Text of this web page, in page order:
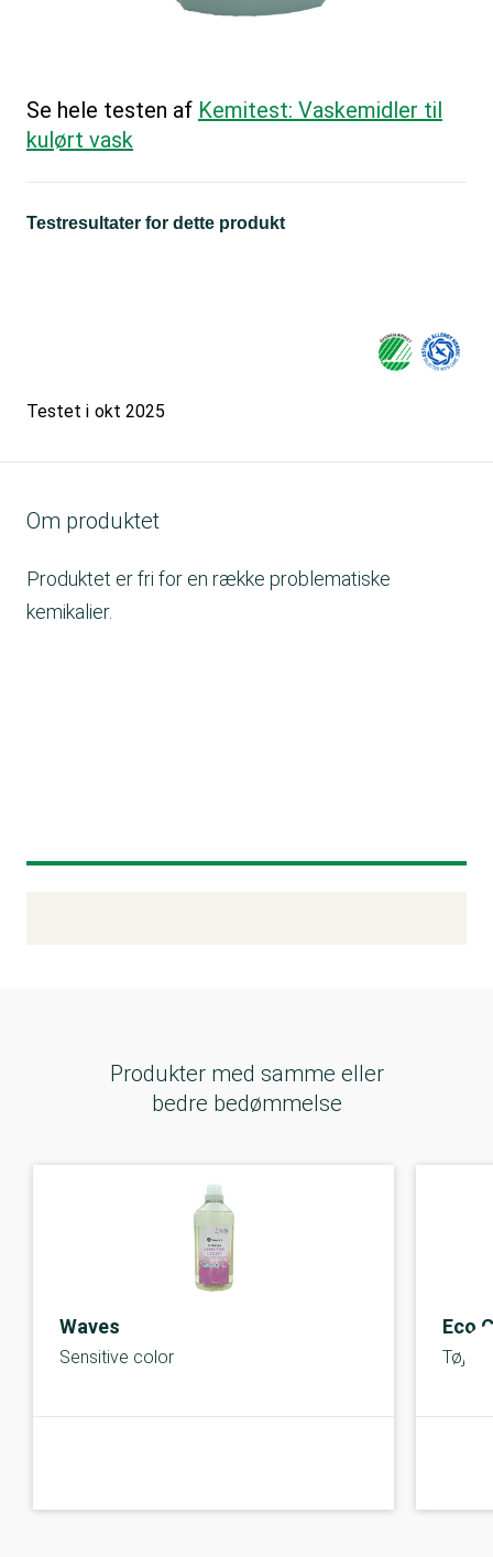
Se hele testen af Kemitest: Vaskemidler til
kulørt vask
Testresultater for dette produkt
Testet i okt 2025
Om produktet
Produktet er fri for en række problematiske
kemikalier.
Produkter med samme eller
bedre bedømmelse
Waves
Sensitive color
Eco